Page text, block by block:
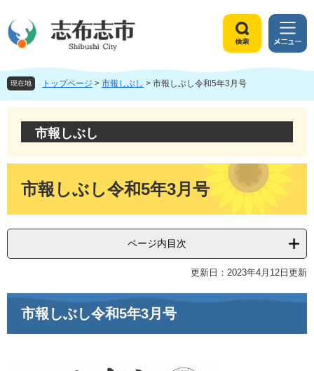
ジ
頭
す
ュ
飛
し
文
索
メ
ニ
ュ
現在地 トップページ > 市報しぶし > 市報しぶし令和5年3月号
市報しぶし
市報しぶし令和5年3月号
ページ内目次
更新日：2023年4月12日更新
市報しぶし令和5年3月号